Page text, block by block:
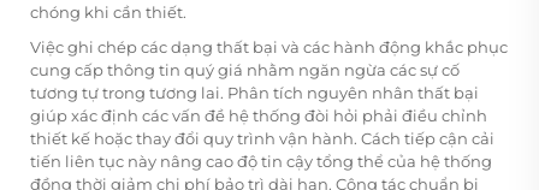
chóng khi cần thiết.
Việc ghi chép các dạng thất bại và các hành động khắc phục
cung cấp thông tin quý giá nhằm ngăn ngừa các sự cố
tương tự trong tương lai. Phân tích nguyên nhân thất bại
giúp xác định các vấn đề hệ thống đòi hỏi phải điều chỉnh
thiết kế hoặc thay đổi quy trình vận hành. Cách tiếp cận cải
tiến liên tục này nâng cao độ tin cậy tổng thể của hệ thống
đồng thời giảm chi phí bảo trì dài hạn. Công tác chuẩn bị